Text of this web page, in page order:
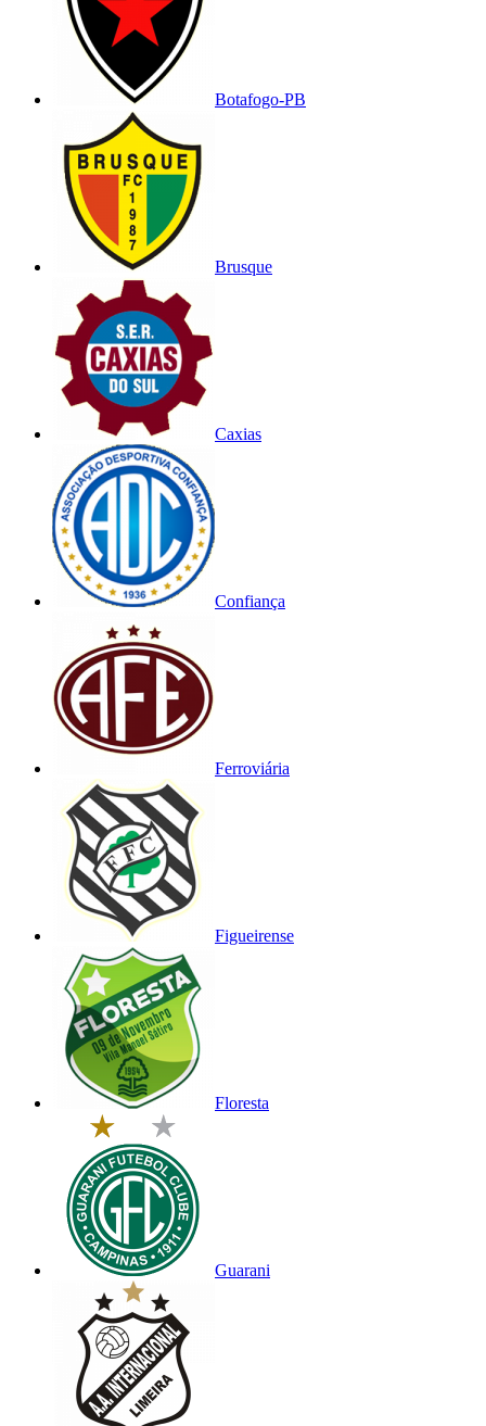
Botafogo-PB
Brusque
Caxias
Confiança
Ferroviária
Figueirense
Floresta
Guarani